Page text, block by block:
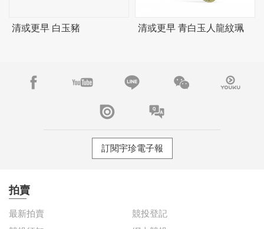
清或更早 白玉豬 清或更早 青白玉人龍紋珮
訂閱宇珍電子報
拍賣
最新拍賣
競投登記